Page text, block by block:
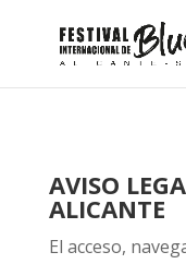
AVISO
ALICANTE
El acceso,